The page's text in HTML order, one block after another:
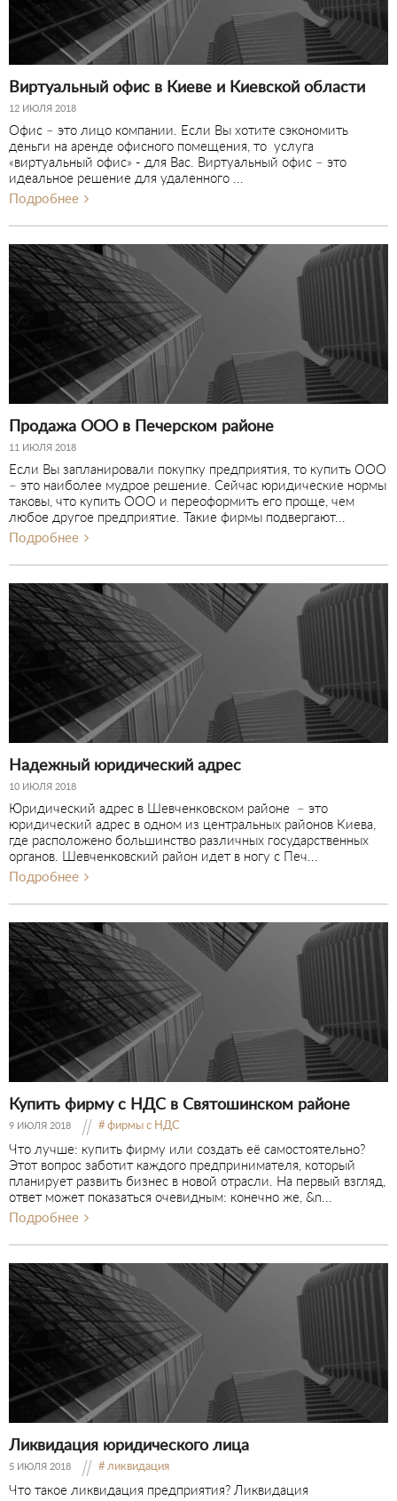
Виртуальный офис в Киеве и Киевской области
12 ИЮЛЯ 2018
Офис – это лицо компании. Если Вы хотите сэкономить
деньги на аренде офисного помещения, то услуга
«виртуальный офис» - для Вас. Виртуальный офис – это
идеальное решение для удаленного ...
Подробнее
Продажа ООО в Печерском районе
11 ИЮЛЯ 2018
Если Вы запланировали покупку предприятия, то купить ООО
– это наиболее мудрое решение. Сейчас юридические нормы
таковы, что купить ООО и переоформить его проще, чем
любое другое предприятие. Такие фирмы подвергают...
Подробнее
Надежный юридический адрес
10 ИЮЛЯ 2018
Юридический адрес в Шевченковском районе – это
юридический адрес в одном из центральных районов Киева,
где расположено большинство различных государственных
органов. Шевченковский район идет в ногу с Печ...
Подробнее
Купить фирму с НДС в Святошинском районе
9 ИЮЛЯ 2018 фирмы с НДС
Что лучше: купить фирму или создать её самостоятельно?
Этот вопрос заботит каждого предпринимателя, который
планирует развить бизнес в новой отрасли. На первый взгляд,
ответ может показаться очевидным: конечно же, &n...
Подробнее
Ликвидация юридического лица
5 ИЮЛЯ 2018 ликвидация
Что такое ликвидация предприятия? Ликвидация